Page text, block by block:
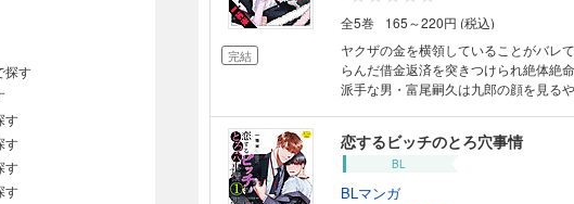
完結
全5巻
165～220円 (税込)
ヤクザの金を横領していることがバレ
らんだ借金返済を突きつけられ絶体絶
派手な男・富尾嗣久は九郎の顔を見る
を奪われ、貞操の危機にも直面し…!?
顔苦労人の借金返済ハッピーラブコメデ
恋するビッチのとろ穴事情
BL
BLマンガ
探す
す
す
す
す